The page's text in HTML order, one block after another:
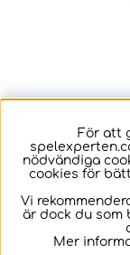
För att
nödvändiga
cookies för
Vi
är dock du som
Mer